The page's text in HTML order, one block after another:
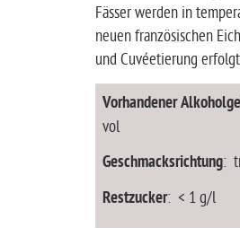
Fässer werden in
neuen französischen
und Cuvéetierung
Vorhandener
vol
Geschmacksrichtung:
Restzucker: < 1 g/l